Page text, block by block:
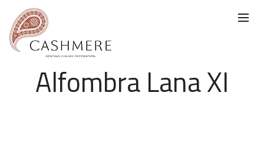
Alfombra Lana XI